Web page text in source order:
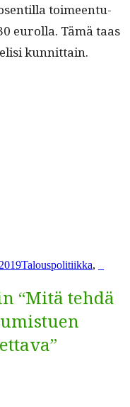
toimeen­tu­
eurol­la. Tämä taas
kunnittain.
Talouspolitiikka,
“Mitä tehdä